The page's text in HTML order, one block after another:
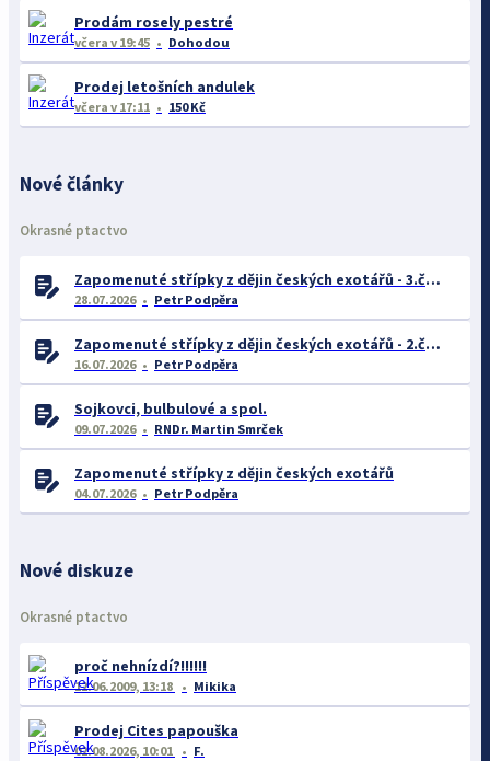
Prodám rosely pestré
včera v 19:45 Dohodou
Prodej letošních andulek
včera v 17:11 150 Kč
Nové články
Okrasné ptactvo
Zapomenuté střípky z dějin českých exotářů - 3.část
28.07.2026 Petr Podpěra
Zapomenuté střípky z dějin českých exotářů - 2.část
16.07.2026 Petr Podpěra
Sojkovci, bulbulové a spol.
09.07.2026 RNDr. Martin Smrček
Zapomenuté střípky z dějin českých exotářů
04.07.2026 Petr Podpěra
Nové diskuze
Okrasné ptactvo
proč nehnízdí?!!!!!!
12.06.2009, 13:18 Mikika
Prodej Cites papouška
02.08.2026, 10:01 F.